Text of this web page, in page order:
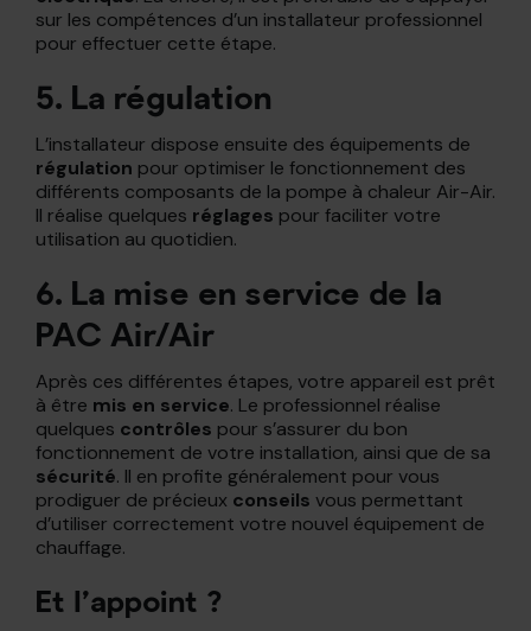
sur les compétences d’un installateur professionnel
pour effectuer cette étape.
5. La régulation
L’installateur dispose ensuite des équipements de
régulation pour optimiser le fonctionnement des
différents composants de la pompe à chaleur Air-Air.
Il réalise quelques réglages pour faciliter votre
utilisation au quotidien.
6. La mise en service de la
PAC Air/Air
Après ces différentes étapes, votre appareil est prêt
à être mis en service. Le professionnel réalise
quelques contrôles pour s’assurer du bon
fonctionnement de votre installation, ainsi que de sa
sécurité. Il en profite généralement pour vous
prodiguer de précieux conseils vous permettant
d’utiliser correctement votre nouvel équipement de
chauffage.
Et l’appoint ?